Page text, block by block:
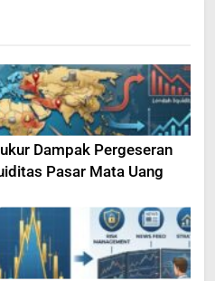
Dampak Pergeseran
Pasar Mata Uang